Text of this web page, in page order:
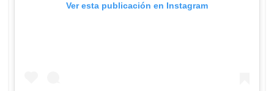
Ver esta publicación en Instagram